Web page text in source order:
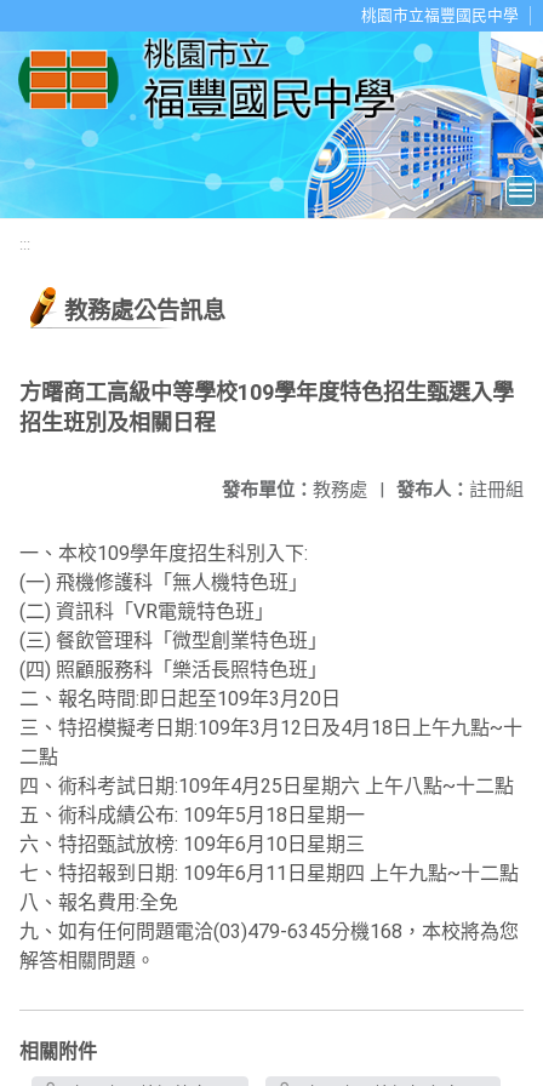
桃園市立福豐國民中學
:::
教務處公告訊息
方曙商工高級中等學校109學年度特色招生甄選入學
招生班別及相關日程
發布人： 註冊組
發布單位： 教務處 |
一、本校109學年度招生科別入下:
(一) 飛機修護科「無人機特色班」
(二) 資訊科「VR電競特色班」
(三) 餐飲管理科「微型創業特色班」
(四) 照顧服務科「樂活長照特色班」
二、報名時間:即日起至109年3月20日
三、特招模擬考日期:109年3月12日及4月18日上午九點~十
二點
四、術科考試日期:109年4月25日星期六 上午八點~十二點
五、術科成績公布: 109年5月18日星期一
六、特招甄試放榜: 109年6月10日星期三
七、特招報到日期: 109年6月11日星期四 上午九點~十二點
八、報名費用:全免
九、如有任何問題電洽(03)479-6345分機168，本校將為您
解答相關問題。
相關附件